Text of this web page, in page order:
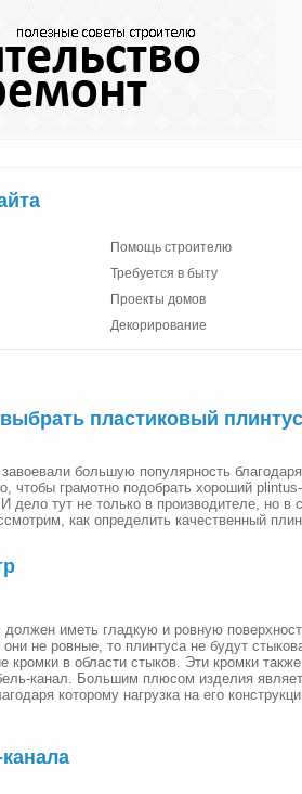
Помощь строителю
Требуется в быту
Проекты домов
Декорирование
пластиковый
большую популярность
чтобы грамотно подобрать хороший
дело тут не только в производителе, но в
как определить качественный
должен иметь гладкую и ровную
не ровные, то плинтуса не будут
кромки в области стыков. Эти кромки
канал. Большим плюсом изделия
которому нагрузка на его